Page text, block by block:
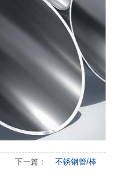
下一篇： 不锈钢管/棒